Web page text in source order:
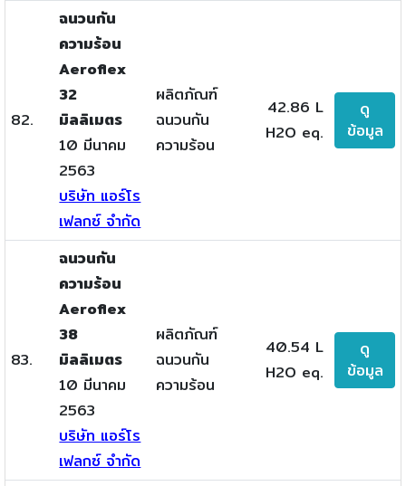
82.
ฉนวนกัน
ความร้อน
Aeroflex
32
มิลลิเมตร
10 มีนาคม
2563
บริษัท แอร์โร
เฟลกซ์ จำกัด
ผลิตภัณฑ์
ฉนวนกัน
ความร้อน
42.86 L
H2O eq.
ดู
ข้อมูล
83.
ฉนวนกัน
ความร้อน
Aeroflex
38
มิลลิเมตร
10 มีนาคม
2563
บริษัท แอร์โร
เฟลกซ์ จำกัด
ผลิตภัณฑ์
ฉนวนกัน
ความร้อน
40.54 L
H2O eq.
ดู
ข้อมูล